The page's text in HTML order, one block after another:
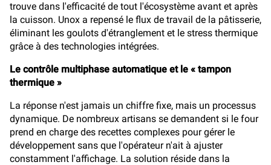
trouve dans l'efficacité de tout l'écosystème avant et après
la cuisson. Unox a repensé le flux de travail de la pâtisserie,
éliminant les goulots d'étranglement et le stress thermique
grâce à des technologies intégrées.
Le contrôle multiphase automatique et le « tampon
thermique »
La réponse n'est jamais un chiffre fixe, mais un processus
dynamique. De nombreux artisans se demandent si le four
prend en charge des recettes complexes pour gérer le
développement sans que l'opérateur n'ait à ajuster
constamment l'affichage. La solution réside dans la